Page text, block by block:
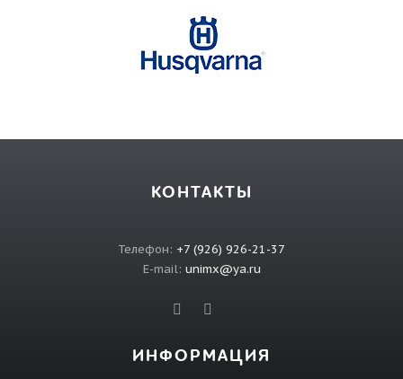
КОНТАКТЫ
Телефон: +7 (926) 926-21-37
E-mail: unimx@ya.ru
ИНФОРМАЦИЯ